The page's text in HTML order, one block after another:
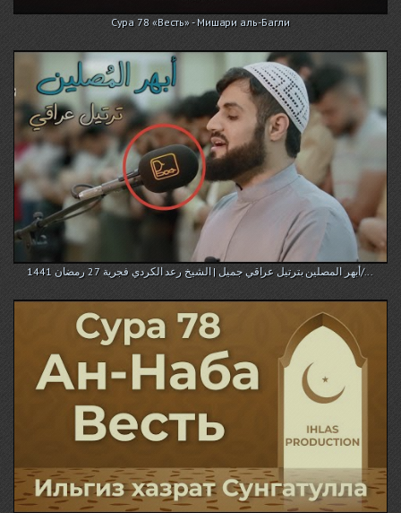
Сура 78 «Весть» - Мишари аль-Багли
أبهر المصلين بترتيل عراقي جميل | الشيخ رعد الكردي فجرية 27 رمضان 1441/...